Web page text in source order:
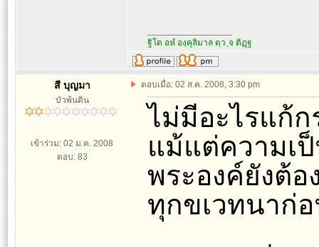
ฐิโต อหํ องฺคุลิมาล ตฺว ฺจ ติฏฺฐ
สี บุญมา
บัวพ้นดิน
เข้าร่วม: 02 ม.ค. 2008
ตอบ: 83
ตอบเมื่อ: 02 ส.ค. 2008, 3:30 pm
ไม่มีอะไรแก้ก
แม้แต่ความเ
พระองค์ยังต้อ
ทุกขเวทนาก่